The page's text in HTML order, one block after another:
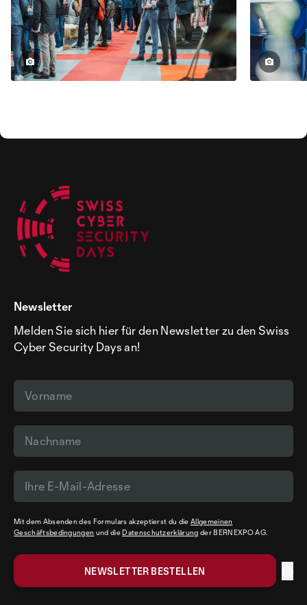
Newsletter
Melden Sie sich hier für den Newsletter zu den Swiss
Cyber Security Days an!
Mit dem Absenden des Formulars akzeptierst du dieAllgemeinen
Geschäftsbedingungen und die Datenschutzerklärung der BERNEXPO AG.